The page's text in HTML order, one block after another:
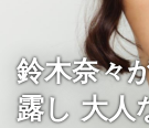
鈴木奈々
露し 大人